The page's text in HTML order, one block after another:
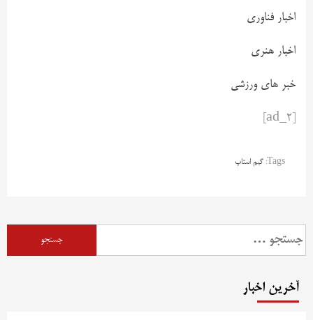
اخبار فناوری
اخبار هنری
خبر های ورزشی
Tags: گیم استاپ
آخرین اخبار